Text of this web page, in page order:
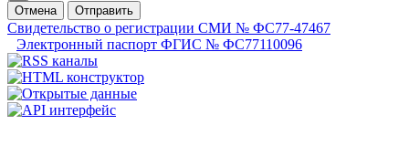
Отмена
Отправить
Свидетельство о регистрации СМИ № ФС77-47467
Электронный паспорт ФГИС № ФС77110096